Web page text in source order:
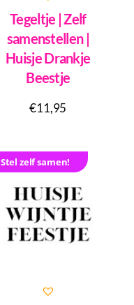
Tegeltje | Zelf
samenstellen |
Huisje Drankje
Beestje
€11,95
Stel zelf samen!